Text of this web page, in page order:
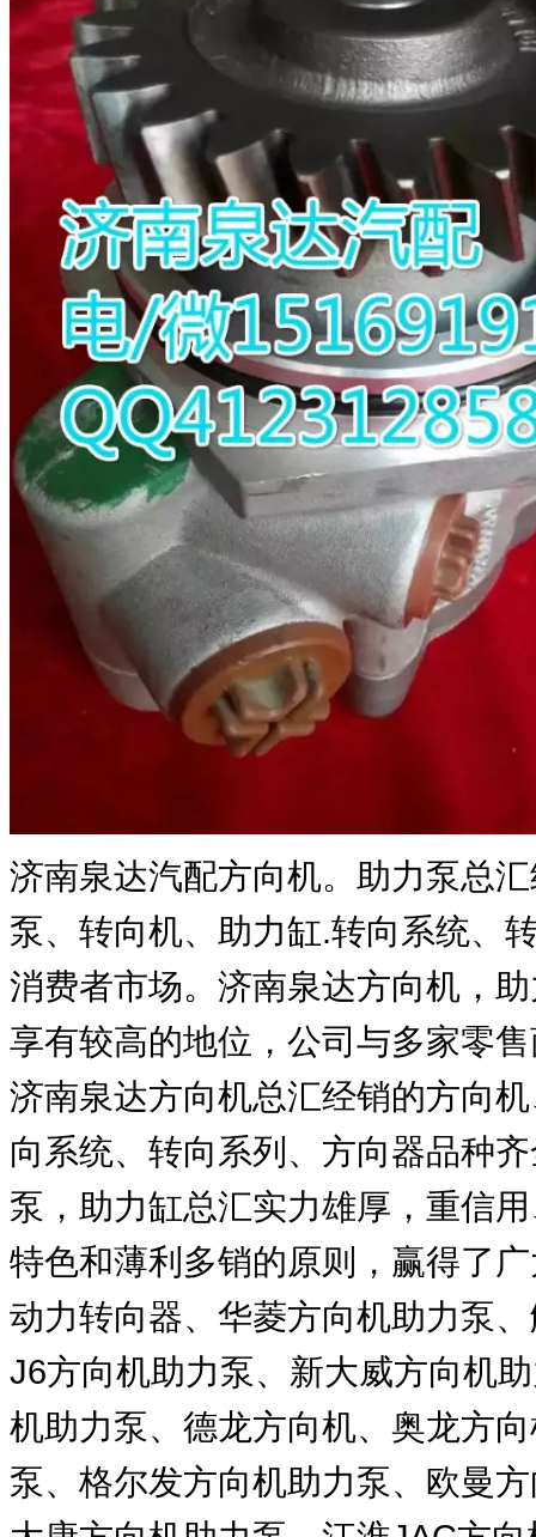
济南泉达汽配方向机。助力泵总
泵、转向机、助力缸.转向系统、
消费者市场。济南泉达方向机，
享有较高的地位，公司与多家零
济南泉达方向机总汇经销的方向
向系统、转向系列、方向器品种
泵，助力缸总汇实力雄厚，重信
特色和薄利多销的原则，赢得了
动力转向器、华菱方向机助力泵
J6方向机助力泵、新大威方向机
机助力泵、德龙方向机、奥龙方
泵、格尔发方向机助力泵、欧曼